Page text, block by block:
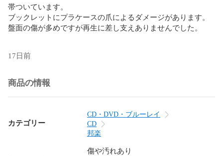
帯ついています。
ブックレットにプラケースの爪によるダメージがあります。
盤面の傷が多めですが再生に差し支えありませんでした。
17日前
商品の情報
カテゴリー
CD・DVD・ブルーレイ
CD
邦楽
傷や汚れあり